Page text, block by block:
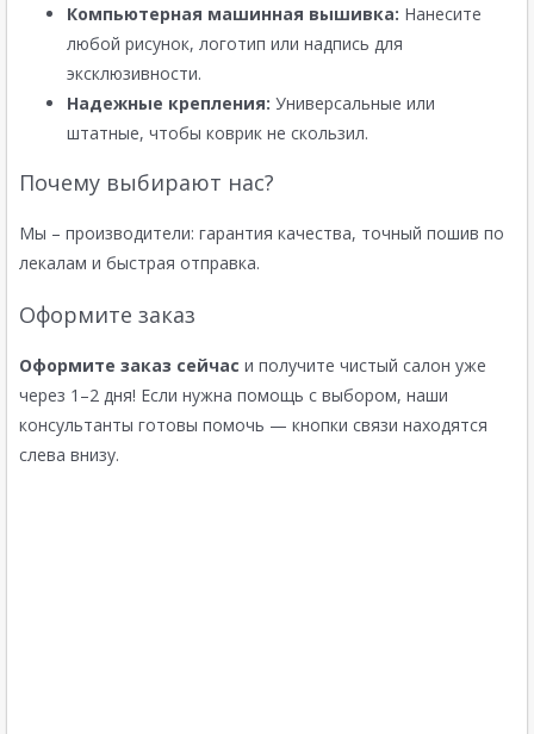
Компьютерная машинная вышивка: Нанесите
любой рисунок, логотип или надпись для
эксклюзивности.
Надежные крепления: Универсальные или
штатные, чтобы коврик не скользил.
Почему выбирают нас?
Мы – производители: гарантия качества, точный пошив по
лекалам и быстрая отправка.
Оформите заказ
Оформите заказ сейчас и получите чистый салон уже
через 1–2 дня! Если нужна помощь с выбором, наши
консультанты готовы помочь — кнопки связи находятся
слева внизу.